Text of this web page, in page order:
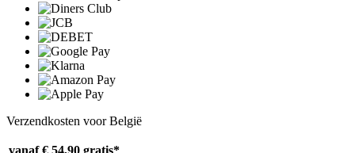
Verzendkosten voor België